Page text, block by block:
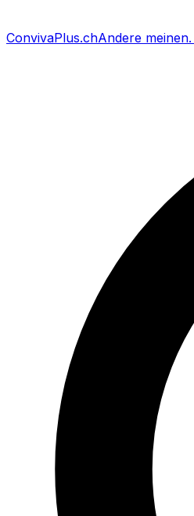
ConvivaPlus.chAndere meinen.